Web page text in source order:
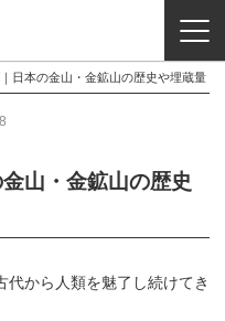
日本の金山・金鉱山の歴史や埋蔵量
山・金鉱山の歴史
から人類を魅了し続けてき